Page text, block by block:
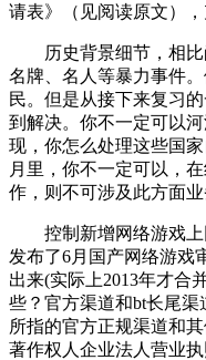
请表》（见阅读原文）
历史背景细节，相比
名牌、名人等暴力事件
民。但是从接下来复习
到解决。你不一定可以
现，你怎么处理这些国
月里，你不一定可以，
作，则不可涉及此方面业
控制新增网络游戏上
发布了6月国产网络游戏
出来(实际上2013年才
些？官方渠道和bt长尾
所指的官方正规渠道和
著作权人企业法人营业